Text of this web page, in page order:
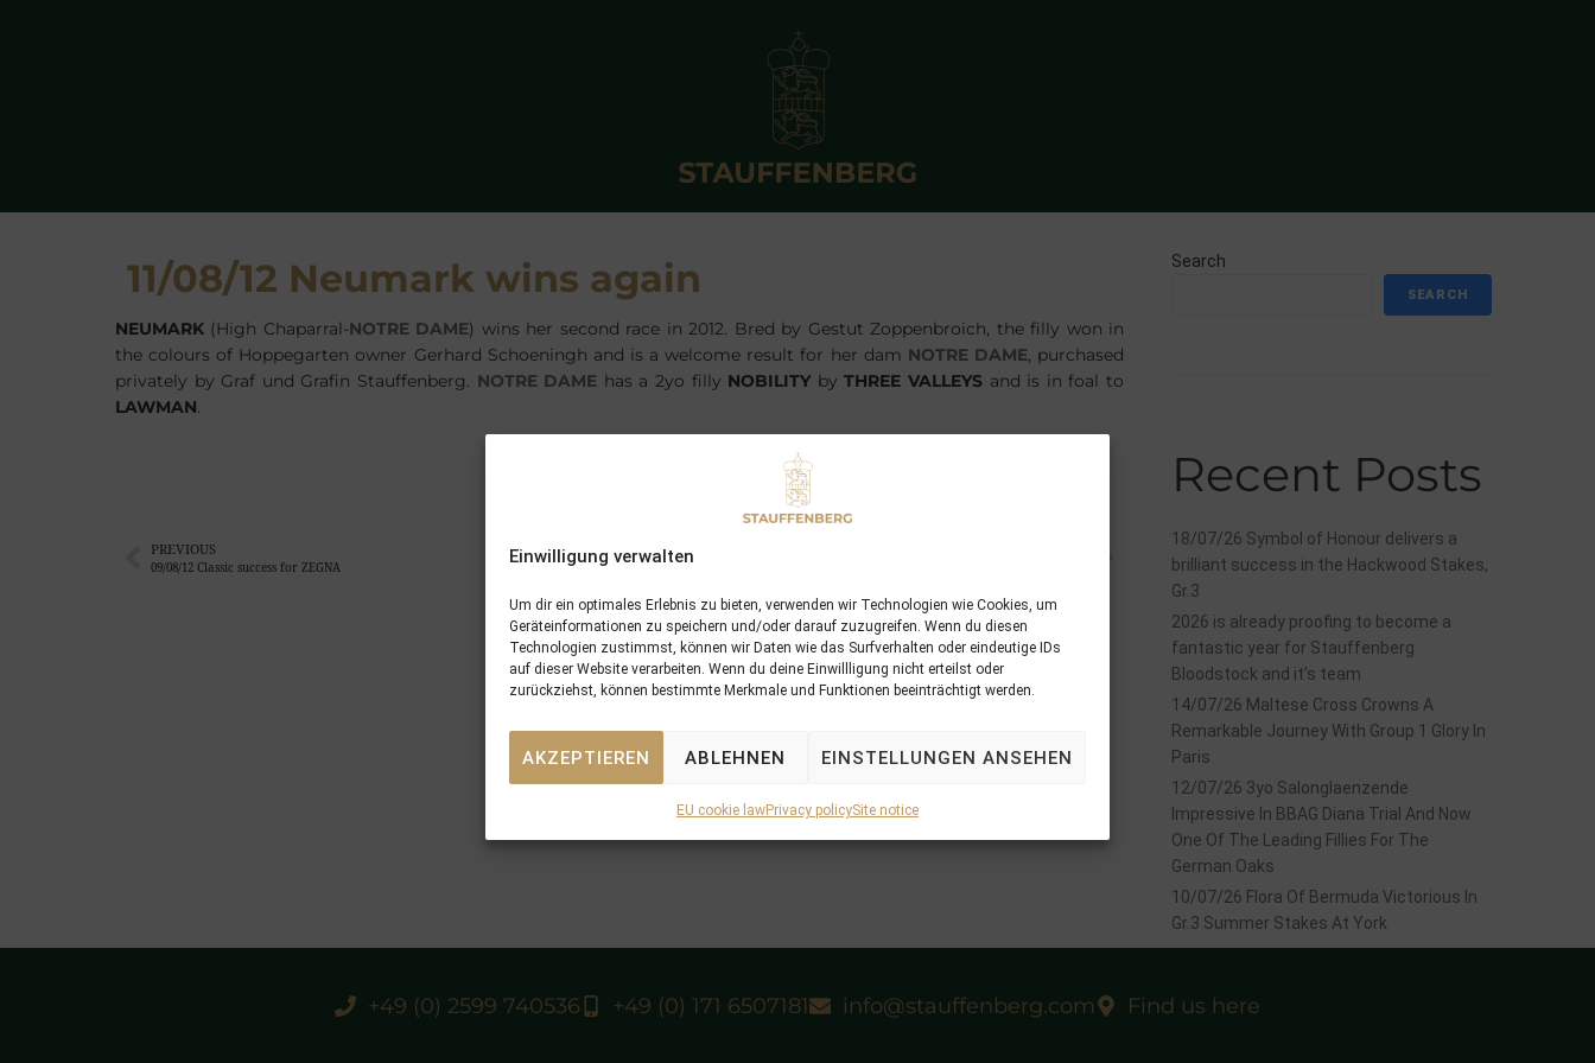
Einwilligung verwalten
Um dir ein optimales Erlebnis zu bieten, verwenden wir Technologien wie Cookies, um
Geräteinformationen zu speichern und/oder darauf zuzugreifen. Wenn du diesen
Technologien zustimmst, können wir Daten wie das Surfverhalten oder eindeutige IDs
auf dieser Website verarbeiten. Wenn du deine Einwillligung nicht erteilst oder
zurückziehst, können bestimmte Merkmale und Funktionen beeinträchtigt werden.
AKZEPTIEREN ABLEHNEN EINSTELLUNGEN ANSEHEN
EU cookie lawPrivacy policySite notice
11/08/12 Neumark wins again
NEUMARK (High Chaparral-NOTRE DAME) wins her second race in 2012. Bred by Gestut Zoppenbroich, the filly won in
the colours of Hoppegarten owner Gerhard Schoeningh and is a welcome result for her dam NOTRE DAME, purchased
privately by Graf und Grafin Stauffenberg. NOTRE DAME has a 2yo filly NOBILITY byTHREE VALLEYS and is in foal to
LAWMAN.
PREVIOUS
09/08/12 Classic success for ZEGNA
Search
SEARCH
Recent Posts
18/07/26 Symbol of Honour delivers a
brilliant success in the Hackwood Stakes,
Gr.3
2026 is already proofing to become a
fantastic year for Stauffenberg
Bloodstock and it’s team
14/07/26 Maltese Cross Crowns A
Remarkable Journey With Group 1 Glory In
Paris
12/07/26 3yo Salonglaenzende
Impressive In BBAG Diana Trial And Now
One Of The Leading Fillies For The
German Oaks
10/07/26 Flora Of Bermuda Victorious In
Gr.3 Summer Stakes At York
+49 (0) 2599 740536 +49 (0) 171 6507181 info@stauffenberg.com Find us here